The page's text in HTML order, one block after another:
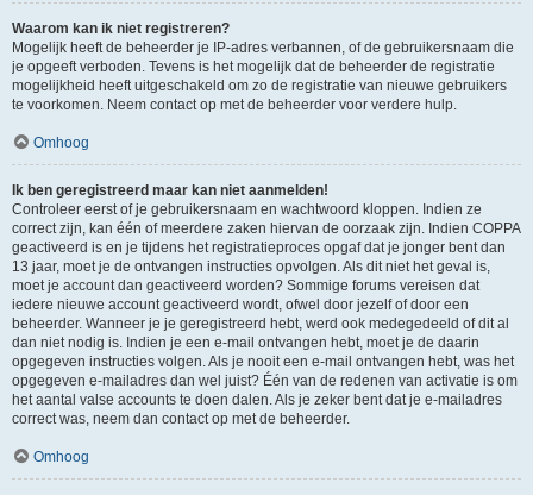
Waarom kan ik niet registreren?
Mogelijk heeft de beheerder je IP-adres verbannen, of de gebruikersnaam die
je opgeeft verboden. Tevens is het mogelijk dat de beheerder de registratie
mogelijkheid heeft uitgeschakeld om zo de registratie van nieuwe gebruikers
te voorkomen. Neem contact op met de beheerder voor verdere hulp.
Omhoog
Ik ben geregistreerd maar kan niet aanmelden!
Controleer eerst of je gebruikersnaam en wachtwoord kloppen. Indien ze
correct zijn, kan één of meerdere zaken hiervan de oorzaak zijn. Indien COPPA
geactiveerd is en je tijdens het registratieproces opgaf dat je jonger bent dan
13 jaar, moet je de ontvangen instructies opvolgen. Als dit niet het geval is,
moet je account dan geactiveerd worden? Sommige forums vereisen dat
iedere nieuwe account geactiveerd wordt, ofwel door jezelf of door een
beheerder. Wanneer je je geregistreerd hebt, werd ook medegedeeld of dit al
dan niet nodig is. Indien je een e-mail ontvangen hebt, moet je de daarin
opgegeven instructies volgen. Als je nooit een e-mail ontvangen hebt, was het
opgegeven e-mailadres dan wel juist? Één van de redenen van activatie is om
het aantal valse accounts te doen dalen. Als je zeker bent dat je e-mailadres
correct was, neem dan contact op met de beheerder.
Omhoog